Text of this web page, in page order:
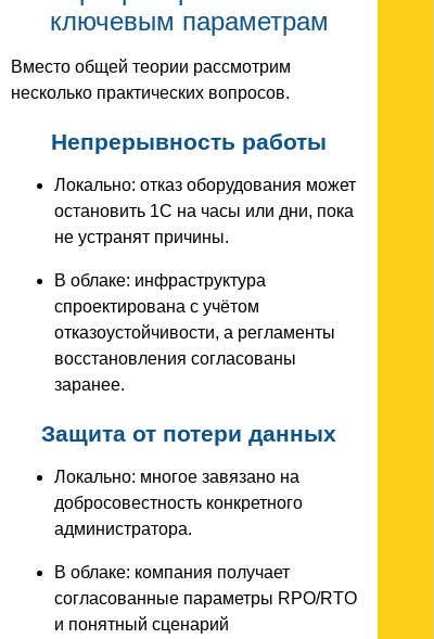
ключевым параметрам
Вместо общей теории рассмотрим
несколько практических вопросов.
Непрерывность работы
Локально: отказ оборудования может
остановить 1C на часы или дни, пока
не устранят причины.
В облаке: инфраструктура
спроектирована с учётом
отказоустойчивости, а регламенты
восстановления согласованы
заранее.
Защита от потери данных
Локально: многое завязано на
добросовестность конкретного
администратора.
В облаке: компания получает
согласованные параметры RPO/RTO
и понятный сценарий